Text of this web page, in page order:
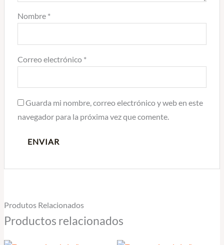
Nombre *
Correo electrónico *
Guarda mi nombre, correo electrónico y web en este
navegador para la próxima vez que comente.
Produtos Relacionados
Productos relacionados